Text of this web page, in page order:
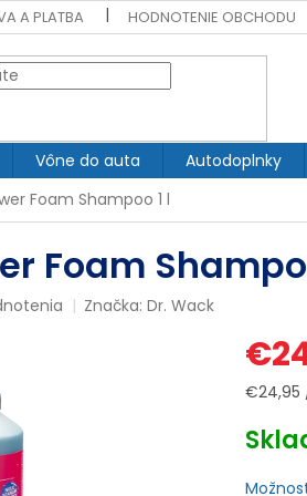
A PLATBA HODNOTENIE OBCHODU
Vône do auta Autodoplnky
Foam Shampoo 1 l
Foam
Značka:Dr. Wack
€24,95